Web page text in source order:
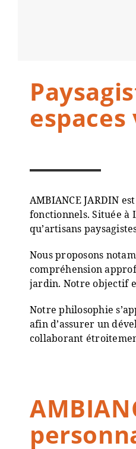
AMBIANCE JARDIN
fonctionnels. Située à
qu’artisans
Nous proposons
compréhension
jardin. Notre objectif
Notre philosophie
afin d’assurer un
collaborant